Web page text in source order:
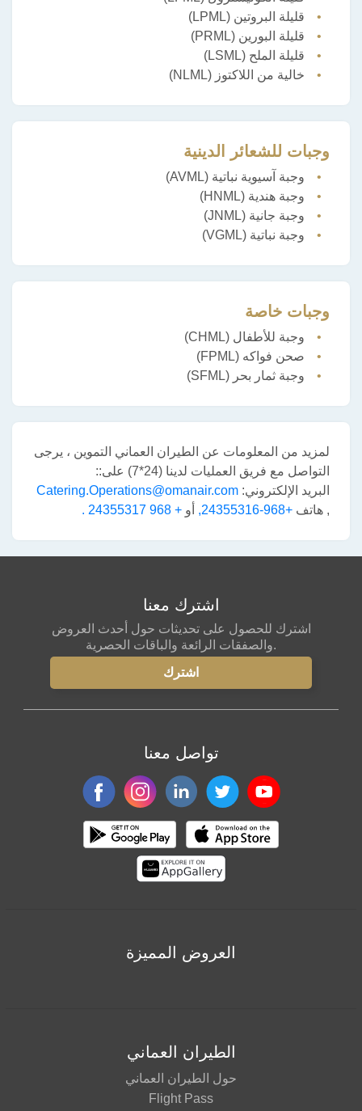
قليلة البروتين (LPML)
قليلة البورين (PRML)
قليلة الملح (LSML)
خالية من اللاكتوز (NLML)
وجبات للشعائر الدينية
وجبة آسيوية نباتية (AVML)
وجبة هندية (HNML)
وجبة جانية (JNML)
وجبة نباتية (VGML)
وجبات خاصة
وجبة للأطفال (CHML)
صحن فواكه (FPML)
وجبة ثمار بحر (SFML)
لمزيد من المعلومات عن الطيران العماني التموين ، يرجى
التواصل مع فريق العمليات لدينا (24*7) على::
البريد الإلكتروني: Catering.Operations@omanair.com
, هاتف +968-24355316, أو + 968 24355317 .
اشترك معنا
اشترك للحصول على تحديثات حول أحدث العروض
والصفقات الرائعة والباقات الحصرية.
تواصل معنا
العروض المميزة
الطيران العماني
حول الطيران العماني
Flight Pass